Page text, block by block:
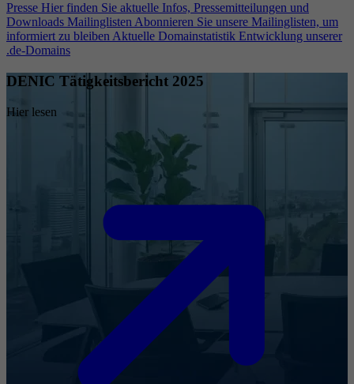
Presse Hier finden Sie aktuelle Infos, Pressemitteilungen und
Downloads Mailinglisten Abonnieren Sie unsere Mailinglisten, um
informiert zu bleiben Aktuelle Domainstatistik Entwicklung unserer
.de-Domains
DENIC Tätigkeitsbericht 2025
Hier lesen